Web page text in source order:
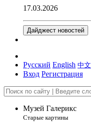
17.03.2026
Дайджест новостей
Русский English 中文
Вход Регистрация
Музей Галерикс
Старые картины